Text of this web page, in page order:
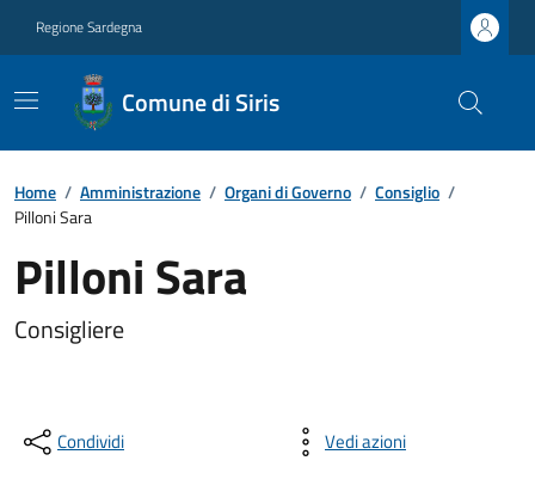
Regione Sardegna
Comune di Siris
Home / Amministrazione / Organi di Governo / Consiglio /
Pilloni Sara
Pilloni Sara
Consigliere
Condividi Vedi azioni